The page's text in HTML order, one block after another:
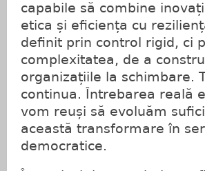
capabile să combine
etica și eficiența cu
definit prin control rigid, ci
complexitatea, de a
organizațiile la schimbare.
continua. Întrebarea reală
vom reuși să evoluăm
această transformare în
democratice.